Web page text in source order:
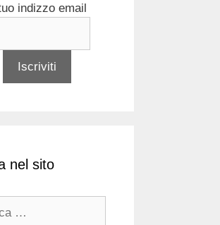
indizzo email
nel sito